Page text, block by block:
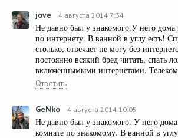
jove 4 августа 2014 7:34
Не давно был у знакомого.У него дома
по интернету. В ванной в углу есть!
столько, отвечает не могу без
постоянно всякий бред читать, спать
включеннымыми интернетами. Телеком
Ответить
GeNko 4 августа 2014 10:05
Не давно был у знакомого. У него
комнате по знакомому. В ванной в